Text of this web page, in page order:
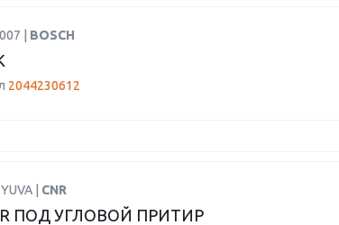
| BOSCH
2044230612
| CNR
ПОД УГЛОВОЙ ПРИТИР